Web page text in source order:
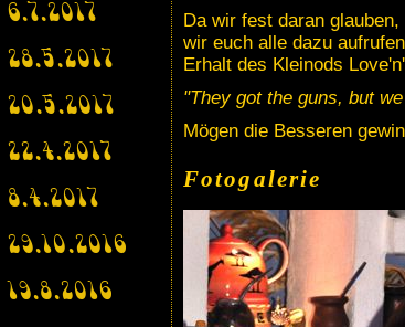
Da wir fest daran
wir euch alle dazu
Erhalt des Kleinods
"They got the guns, but
Mögen die Besseren
Fotogalerie
6.7.2017
28.5.2017
20.5.2017
22.4.2017
8.4.2017
29.10.2016
19.8.2016